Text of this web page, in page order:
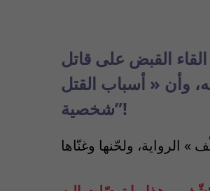
القبض على قاتل
وأن « أسباب القتل
شخصية”!